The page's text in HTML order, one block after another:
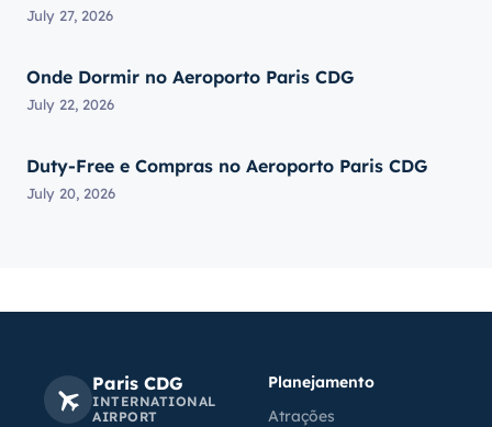
July 27, 2026
Onde Dormir no Aeroporto Paris CDG
July 22, 2026
Duty-Free e Compras no Aeroporto Paris CDG
July 20, 2026
Paris CDG
INTERNATIONAL
AIRPORT
Planejamento
Atrações